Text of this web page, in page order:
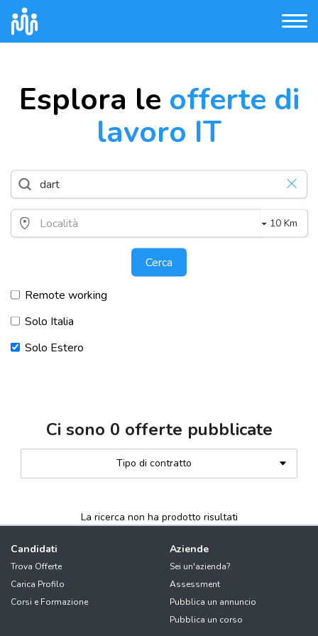
Esplora le offerte di
lavoro IT
10 Km
Cerca
Remote working
Solo Italia
Solo Estero
Ci sono 0 offerte pubblicate
Tipo di contratto
La ricerca non ha prodotto risultati
Candidati
Trova Offerte
Carica Profilo
Corsi e Formazione
Aziende
Sei un'azienda?
Assessment
Pubblica un annuncio
Pubblica un corso